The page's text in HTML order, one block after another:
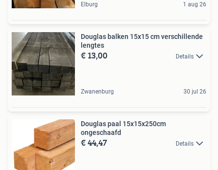
Elburg 1 aug 26
Douglas balken 15x15 cm verschillende
lengtes
€ 13,00 Details
Zwanenburg 30 jul 26
Douglas paal 15x15x250cm
ongeschaafd
€ 44,47 Details